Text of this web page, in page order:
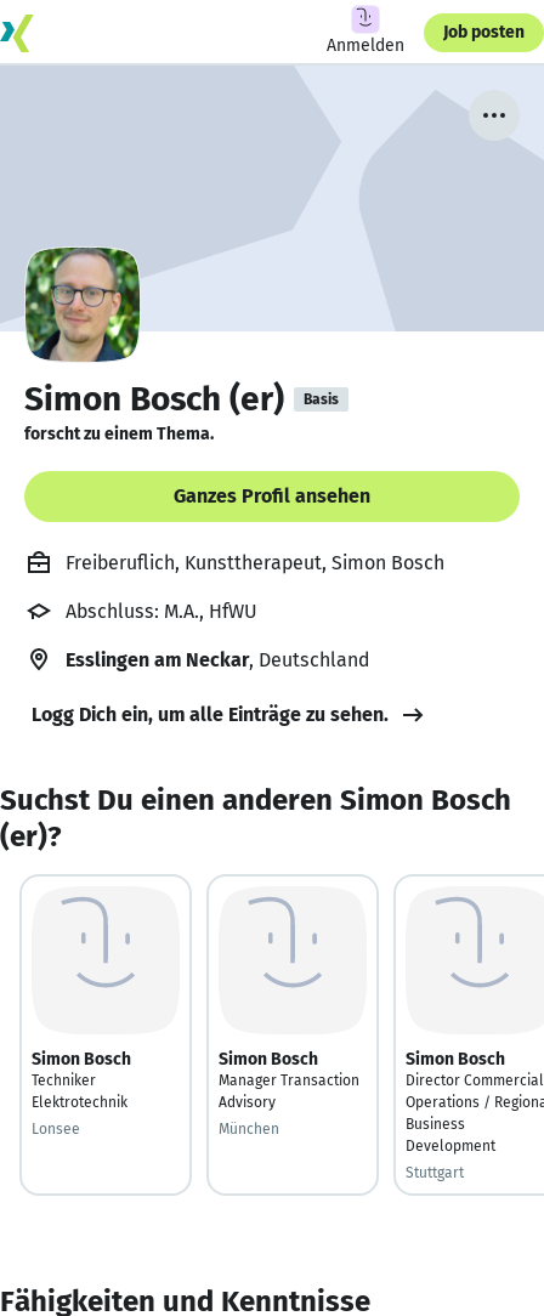
Anmelden
Job posten
Simon Bosch (er) Basis
forscht zu einem Thema.
Ganzes Profil ansehen
Freiberuflich, Kunsttherapeut, Simon Bosch
Abschluss: M.A., HfWU
Esslingen am Neckar, Deutschland
Logg Dich ein, um alle Einträge zu sehen.
Suchst Du einen anderen Simon Bosch
(er)?
Simon Bosch
Techniker
Elektrotechnik
Lonsee
Simon Bosch
Manager Transaction
Advisory
München
Simon Bosch
Director Commercial
Operations /
Business
Development
Stuttgart
Fähigkeiten und Kenntnisse